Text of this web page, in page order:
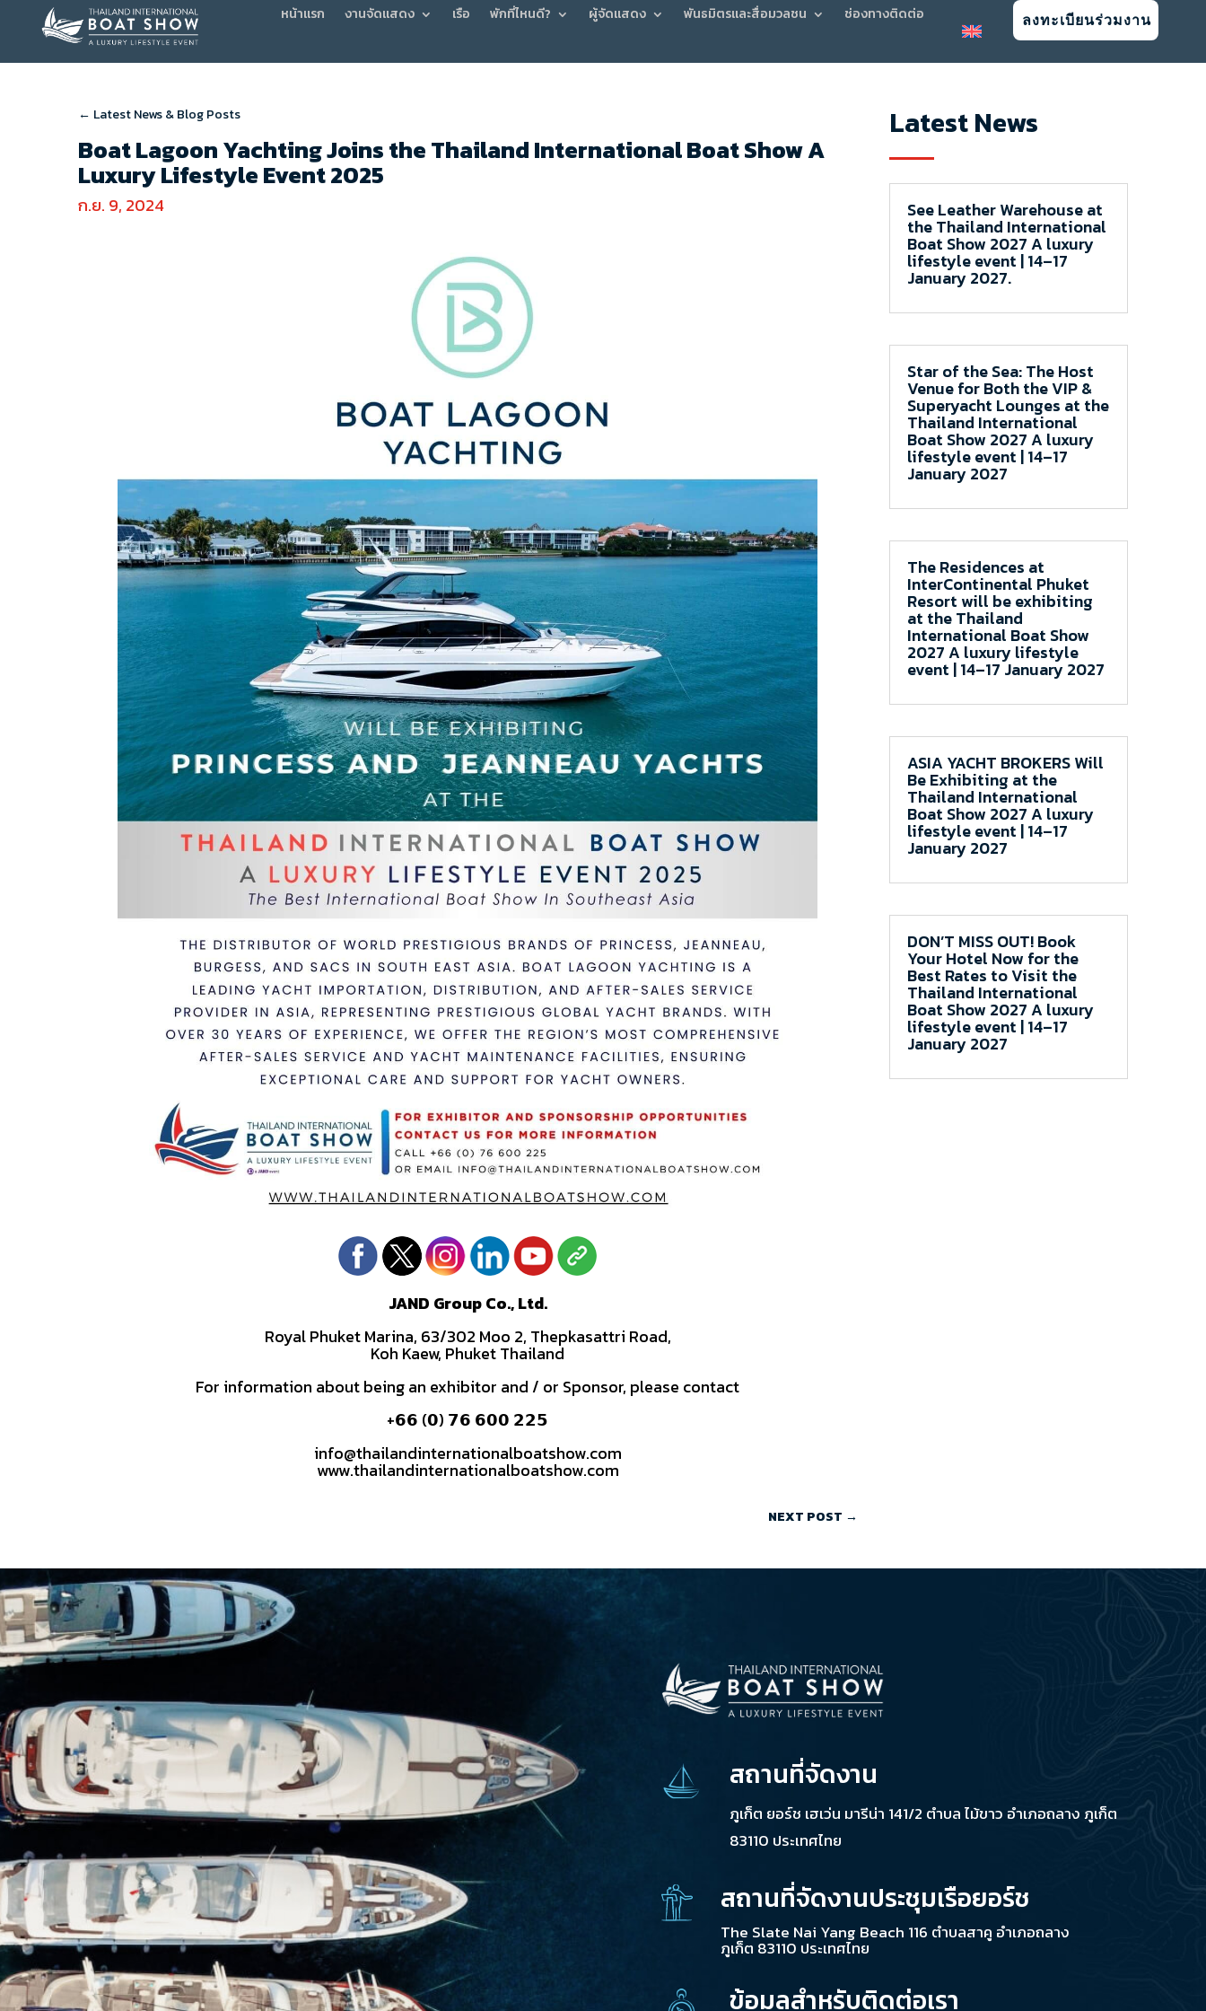
หน้าแรก งานจัดแสดง เรือ พักที่ไหนดี? ผู้จัดแสดง พันธมิตรและสื่อมวลชน ช่องทางติดต่อ ลงทะเบียนร่วมงาน
← Latest News & Blog Posts
Boat Lagoon Yachting Joins the Thailand International Boat Show A
Luxury Lifestyle Event 2025
ก.ย. 9, 2024
JAND Group Co., Ltd.
Royal Phuket Marina, 63/302 Moo 2, Thepkasattri Road,
Koh Kaew, Phuket Thailand
For information about being an exhibitor and / or Sponsor, please contact
+𝟲𝟲 (𝟬) 𝟳𝟲 𝟲𝟬𝟬 𝟮𝟮𝟱
info@thailandinternationalboatshow.com
www.thailandinternationalboatshow.com
NEXT POST →
Latest News
See Leather Warehouse at
the Thailand International
Boat Show 2027 A luxury
lifestyle event | 14–17
January 2027.
Star of the Sea: The Host
Venue for Both the VIP &
Superyacht Lounges at the
Thailand International
Boat Show 2027 A luxury
lifestyle event | 14–17
January 2027
The Residences at
InterContinental Phuket
Resort will be exhibiting
at the Thailand
International Boat Show
2027 A luxury lifestyle
event | 14–17 January 2027
ASIA YACHT BROKERS Will
Be Exhibiting at the
Thailand International
Boat Show 2027 A luxury
lifestyle event | 14–17
January 2027
DON’T MISS OUT! Book
Your Hotel Now for the
Best Rates to Visit the
Thailand International
Boat Show 2027 A luxury
lifestyle event | 14–17
January 2027
สถานที่จัดงาน
ภูเก็ต ยอร์ช เฮเว่น มารีน่า 141/2 ตำบล ไม้ขาว อำเภอถลาง ภูเก็ต
83110 ประเทศไทย
สถานที่จัดงานประชุมเรือยอร์ช
The Slate Nai Yang Beach 116 ตำบลสาคู อำเภอถลาง
ภูเก็ต 83110 ประเทศไทย
ข้อมูลสำหรับติดต่อเรา